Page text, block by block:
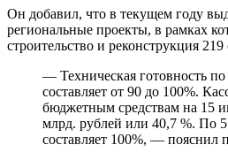
Он добавил, что в текущем году
региональные проекты, в рамках
строительство и реконструкция 219
— Техническая готовность
составляет от 90 до 100%.
бюджетным средствам на 15
млрд. рублей или 40,7 %. По
составляет 100%, — пояснил